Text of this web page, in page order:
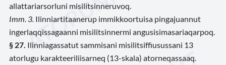
allattariarsorluni misilitsinneruvoq.
Imm. 3. Ilinniartitaanerup immikkoortuisa pingajuannut
ingerlaqqissagaanni misilitsinnermi angusisimasariaqarpoq.
§ 27. Ilinniagassatut sammisani misilitsiffiusussani 13
atorlugu karakteeriliisarneq (13-skala) atorneqassaaq.